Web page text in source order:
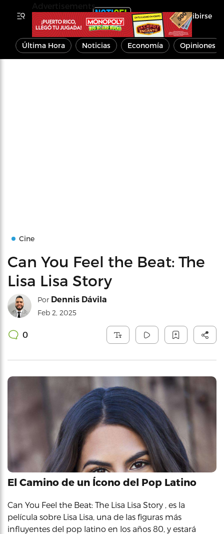
Inscribirse
Última Hora Noticias Economía Opiniones
Cine
Can You Feel the Beat: The
Lisa Lisa Story
Por Dennis Dávila
Feb 2, 2025
0
El Camino de un Ícono del Pop Latino
Can You Feel the Beat: The Lisa Lisa Story , es la
película sobre Lisa Lisa, una de las figuras más
influyentes del pop latino en los años 80, y estará
Advertisements